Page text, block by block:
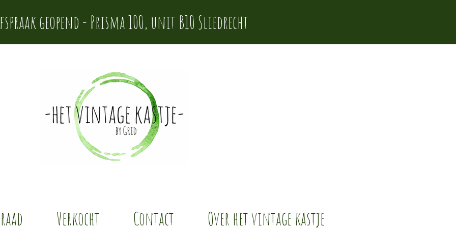
geopend - Prisma 100, unit B10 Sliedrecht
Verkocht Contact
Over het vintage kastje